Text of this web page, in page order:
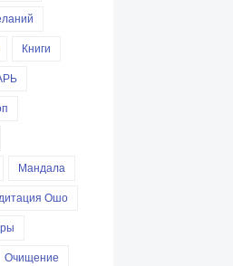
Книги
Мандала
Ошо
Очищение